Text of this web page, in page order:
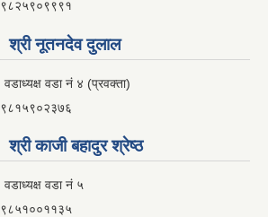
९८२५९०९९९१
श्री नूतनदेव दुलाल
वडाध्यक्ष वडा नं ४ (प्रवक्ता)
९८१५९०२३७६
श्री काजी बहादुर श्रेष्ठ
वडाध्यक्ष वडा नं ५
९८५१००११३५